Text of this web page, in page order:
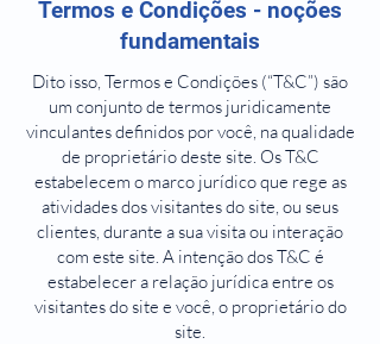
Termos e Condições - noções
fundamentais
Dito isso, Termos e Condições (“T&C”) são
um conjunto de termos juridicamente
vinculantes definidos por você, na qualidade
de proprietário deste site. Os T&C
estabelecem o marco jurídico que rege as
atividades dos visitantes do site, ou seus
clientes, durante a sua visita ou interação
com este site. A intenção dos T&C é
estabelecer a relação jurídica entre os
visitantes do site e você, o proprietário do
site.